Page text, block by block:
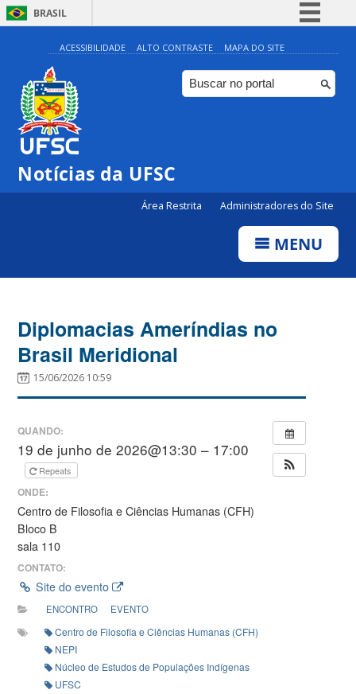
BRASIL
Simplifique!
Comunica BR
Participe
ACESSIBILIDADE ALTO CONTRASTE MAPA DO SITE
Notícias da UFSC
Área Restrita Administradores do Site
MENU
Diplomacias Ameríndias no
Brasil Meridional
15/06/2026 10:59
QUANDO:
19 de junho de 2026@13:30 – 17:00
Repeats
ONDE:
Centro de Filosofia e Ciências Humanas (CFH)
Bloco B
sala 110
CONTATO:
Site do evento
ENCONTRO EVENTO
Centro de Filosofia e Ciências Humanas (CFH)
NEPI
Núcleo de Estudos de Populações Indígenas
UFSC